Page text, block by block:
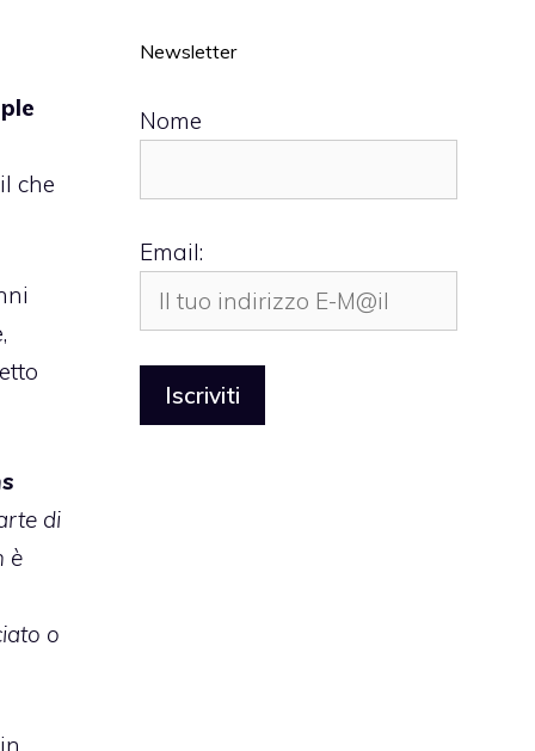
che
di
è
o
Newsletter
Nome
Email: